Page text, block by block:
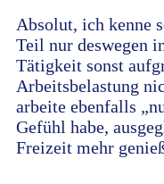
Absolut, ich kenne
Teil nur deswegen
Tätigkeit sonst
Arbeitsbelastung
arbeite ebenfalls
Gefühl habe,
Freizeit mehr